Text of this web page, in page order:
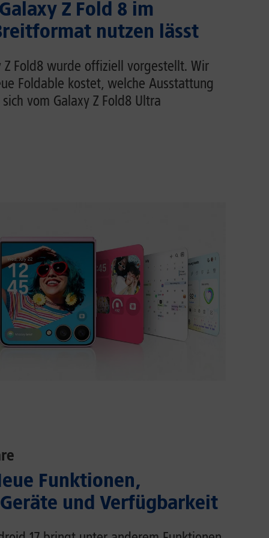
Z Fold 8 im
nutzen lässt
Z Fold8 wurde offiziell vorgestellt. Wir
Foldable kostet, welche Ausstattung
vom Galaxy Z Fold8 Ultra
Funktionen,
und Verfügbarkeit